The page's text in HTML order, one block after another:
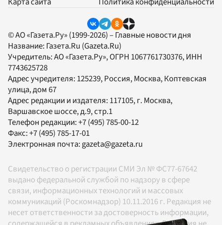
© АО «Газета.Ру» (1999-2026) – Главные новости дня
Название: Газета.Ru (Gazeta.Ru)
Учредитель:АО «Газета.Ру», ОГРН 1067761730376, ИНН
7743625728
Адрес учредителя: 125239, Россия, Москва, Коптевская
улица, дом 67
Адрес редакции и издателя: 117105, г. Москва,
Варшавское шоссе, д.9, стр.1
Телефон редакции:+7 (495) 785-00-12
Факс:+7 (495) 785-17-01
Электронная почта: gazeta@gazeta.ru
Свидетельство о регистрации СМИ Эл № ФС77-67642
выдано федеральной службой по надзору в сфере
связи, информационных технологий и массовых
коммуникаций (Роскомнадзор) 10.11.2016 г. Редакция не
несет ответственности за достоверность информации,